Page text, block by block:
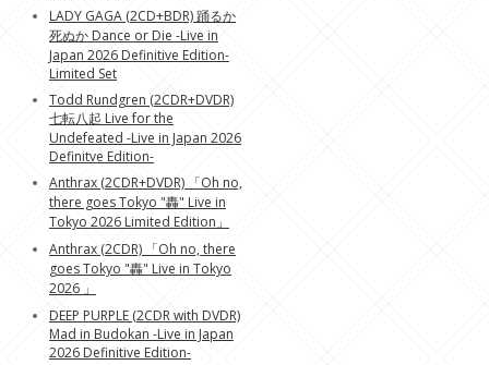
LADY GAGA (2CD+BDR) 踊るか
死ぬか Dance or Die -Live in
Japan 2026 Definitive Edition-
Limited Set
Todd Rundgren (2CDR+DVDR)
七転八起 Live for the
Undefeated -Live in Japan 2026
Definitve Edition-
Anthrax (2CDR+DVDR) 「Oh no,
there goes Tokyo "轟" Live in
Tokyo 2026 Limited Edition」
Anthrax (2CDR) 「Oh no, there
goes Tokyo "轟" Live in Tokyo
2026 」
DEEP PURPLE (2CDR with DVDR)
Mad in Budokan -Live in Japan
2026 Definitive Edition-